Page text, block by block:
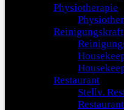
Physiotherapie
Reinigungskraft
Restaurant
Stellv.